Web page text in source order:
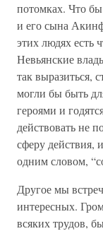
потомках. Что
и его сына
этих людях есть
Невьянские
так выразиться,
могли бы быть
героями и
действовать не
сферу
одним словом,
Другое мы
интересных.
всяких трудов,